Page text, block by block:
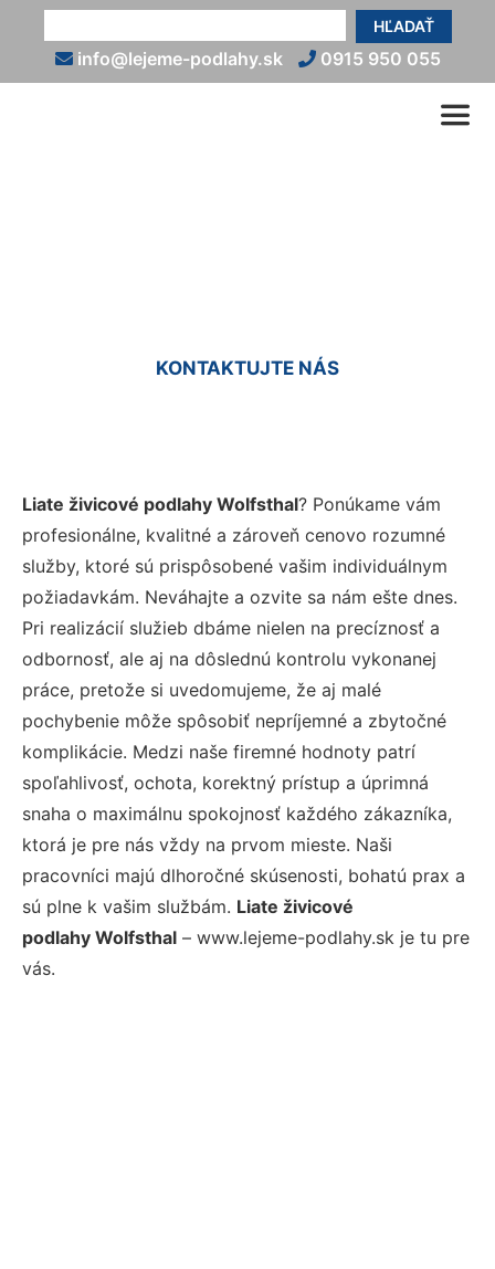
HĽADAŤ
info@lejeme-podlahy.sk 0915 950 055
KONTAKTUJTE NÁS
Liate živicové podlahy Wolfsthal? Ponúkame vám
profesionálne, kvalitné a zároveň cenovo rozumné
služby, ktoré sú prispôsobené vašim individuálnym
požiadavkám. Neváhajte a ozvite sa nám ešte dnes.
Pri realizácií služieb dbáme nielen na precíznosť a
odbornosť, ale aj na dôslednú kontrolu vykonanej
práce, pretože si uvedomujeme, že aj malé
pochybenie môže spôsobiť nepríjemné a zbytočné
komplikácie. Medzi naše firemné hodnoty patrí
spoľahlivosť, ochota, korektný prístup a úprimná
snaha o maximálnu spokojnosť každého zákazníka,
ktorá je pre nás vždy na prvom mieste. Naši
pracovníci majú dlhoročné skúsenosti, bohatú prax a
sú plne k vašim službám. Liate živicové
podlahy Wolfsthal – www.lejeme-podlahy.sk je tu pre
vás.